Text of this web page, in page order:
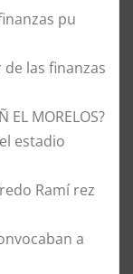
pu
las finanzas
EL MORELOS?
estadio
Ramí rez
a